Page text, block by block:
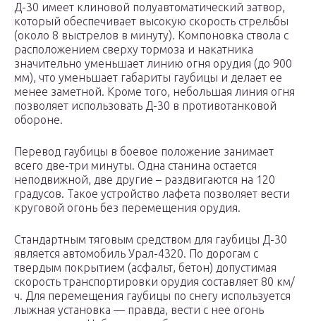
Д-30 имеет клиновой полуавтоматический затвор,
который обеспечивает высокую скорость стрельбы
(около 8 выстрелов в минуту). Компоновка ствола с
расположением сверху тормоза и накатника
значительно уменьшает линию огня орудия (до 900
мм), что уменьшает габариты гаубицы и делает ее
менее заметной. Кроме того, небольшая линия огня
позволяет использовать Д-30 в противотанковой
обороне.
Перевод гаубицы в боевое положение занимает
всего две-три минуты. Одна станина остается
неподвижной, две другие – раздвигаются на 120
градусов. Такое устройство лафета позволяет вести
круговой огонь без перемещения орудия.
Стандартным тяговым средством для гаубицы Д-30
является автомобиль Урал-4320. По дорогам с
твердым покрытием (асфальт, бетон) допустимая
скорость транспортировки орудия составляет 80 км/
ч. Для перемещения гаубицы по снегу используется
лыжная установка — правда, вести с нее огонь